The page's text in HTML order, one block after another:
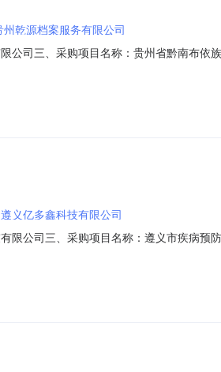
州乾源档案服务有限公司
司三、采购项目名称：贵州省黔南布依
省黔南布依族苗族自治州中级人民法院联
遵义亿多鑫科技有限公司
公司三、采购项目名称：遵义市疾病预
名称：遵义市疾病预防控制中心（遵义市